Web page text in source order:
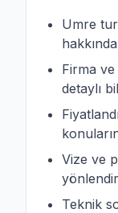
Umre tur
Firma
detaylı
Vize ve
Teknik